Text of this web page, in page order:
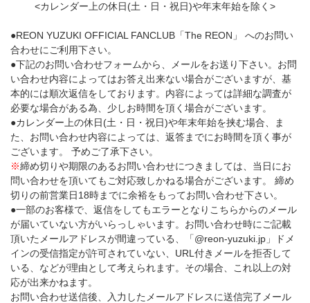
<カレンダー上の休日(土・日・祝日)や年末年始を除く>
●REON YUZUKI OFFICIAL FANCLUB「The REON」 へのお問い
合わせにご利用下さい。
●下記のお問い合わせフォームから、メールをお送り下さい。お問
い合わせ内容によってはお答え出来ない場合がございますが、基
本的には順次返信をしております。内容によっては詳細な調査が
必要な場合がある為、少しお時間を頂く場合がございます。
●カレンダー上の休日(土・日・祝日)や年末年始を挟む場合、ま
た、お問い合わせ内容によっては、返答までにお時間を頂く事が
ございます。 予めご了承下さい。
※締め切りや期限のあるお問い合わせにつきましては、当日にお
問い合わせを頂いてもご対応致しかねる場合がございます。 締め
切りの前営業日18時までに余裕をもってお問い合わせ下さい。
●一部のお客様で、返信をしてもエラーとなりこちらからのメール
が届いていない方がいらっしゃいます。お問い合わせ時にご記載
頂いたメールアドレスが間違っている、「@reon-yuzuki.jp」ドメ
インの受信指定が許可されていない、URL付きメールを拒否して
いる、などが理由として考えられます。その場合、これ以上の対
応が出来かねます。
お問い合わせ送信後、入力したメールアドレスに送信完了メール